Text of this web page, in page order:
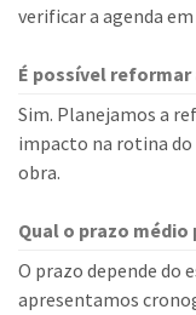
verificar a agenda
É possível
Sim. Planejamos a
impacto na rotina
obra.
Qual o prazo
O prazo depende do
apresentamos